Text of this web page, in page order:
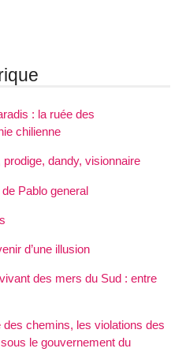
: la ruée des
chilienne
dandy, visionnaire
Pablo general
d’une illusion
des mers du Sud : entre
chemins, les violations des
le gouvernement du